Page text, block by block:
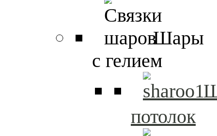
Шары
с гелием
потолок